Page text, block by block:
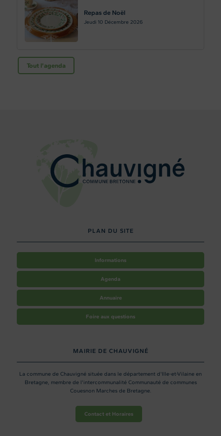
Repas de Noël
Jeudi 10 Décembre 2026
Tout l'agenda
PLAN DU SITE
Informations
Agenda
Annuaire
Foire aux questions
MAIRIE DE CHAUVIGNÉ
La commune de Chauvigné située dans le département d'Ille-et-Vilaine en
Bretagne, membre de l'intercommunalité Communauté de communes
Couesnon Marches de Bretagne.
Contact et Horaires